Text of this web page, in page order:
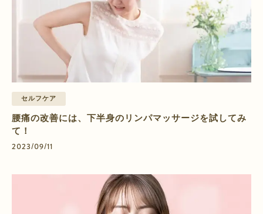
セルフケア
腰痛の改善には、下半身のリンパマッサージを試してみ
て！
2023/09/11